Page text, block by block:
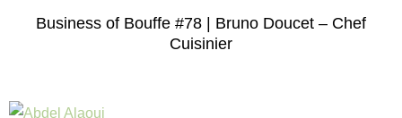
Business of Bouffe #78 | Bruno Doucet – Chef
Cuisinier